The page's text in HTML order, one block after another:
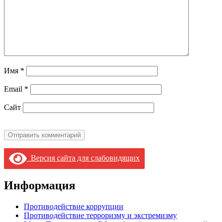
Имя *
Email *
Сайт
Версия сайта для слабовидящих
Информация
Противодействие коррупции
Противодействие терроризму и экстремизму